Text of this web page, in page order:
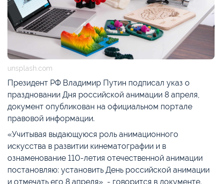
unsplash.com
Президент РФ Владимир Путин подписал указ о
праздновании Дня российской анимации 8 апреля,
документ опубликован на официальном портале
правовой информации.
«Учитывая выдающуюся роль анимационного
искусства в развитии кинематографии и в
ознаменование 110-летия отечественной анимации
постановляю: установить День российской анимации
и отмечать его 8 апреля», - говорится в документе.